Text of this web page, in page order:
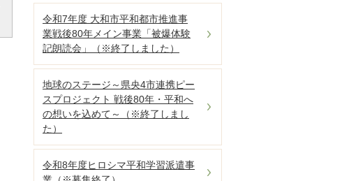
令和7年度 大和市平和都市推進事
業戦後80年メイン事業「被爆体験
記朗読会」（※終了しました）
地球のステージ～県央4市連携ピー
スプロジェクト 戦後80年・平和へ
の想いを込めて～（※終了しまし
た）
令和8年度ヒロシマ平和学習派遣事